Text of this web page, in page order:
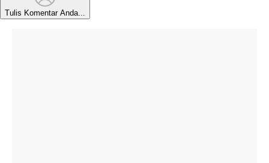
Tulis Komentar Anda...